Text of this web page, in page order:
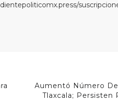
Aumentó Número
Tlaxcala; Persisten